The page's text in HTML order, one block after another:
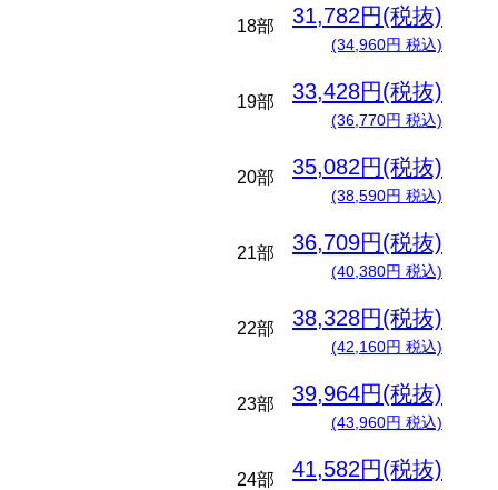
18部 31,782円(税抜)
(34,960円 税込)
19部 33,428円(税抜)
(36,770円 税込)
20部 35,082円(税抜)
(38,590円 税込)
21部 36,709円(税抜)
(40,380円 税込)
22部 38,328円(税抜)
(42,160円 税込)
23部 39,964円(税抜)
(43,960円 税込)
24部 41,582円(税抜)